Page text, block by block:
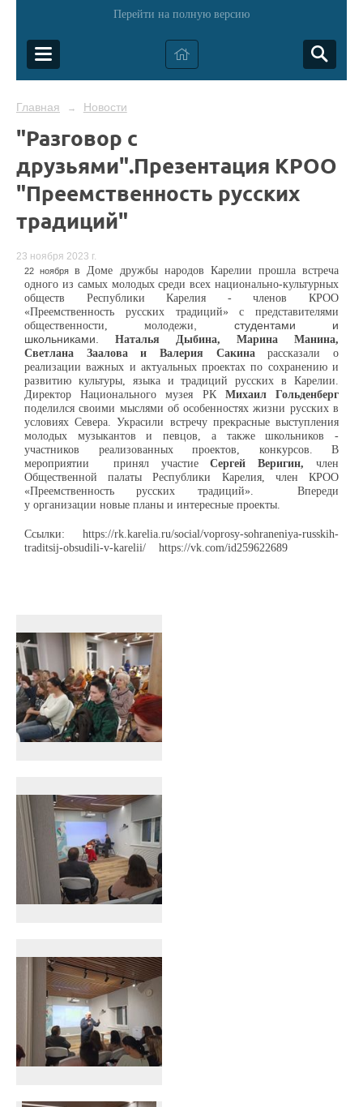
Перейти на полную версию
Главная → Новости
"Разговор с
друзьями".Презентация КРОО
"Преемственность русских
традиций"
23 ноября 2023 г.
22 ноября
в Доме дружбы народов Карелии прошла встреча
одного из самых молодых среди всех национально-культурных
обществ Республики Карелия - членов КРОО
«Преемственность русских традиций» с представителями
общественности,молодежи, студентами и
школьниками.
Наталья Дыбина, Марина Манина,
Светлана Заалова и Валерия Сакина
рассказали о
реализации важных и актуальных проектах по сохранению и
развитию культуры, языка и традиций русских в Карелии.
Директор Национального музея РК Михаил Гольденберг
поделился своими мыслями об особенностях жизни русских в
условиях Севера. Украсили встречу прекрасные выступления
молодых музыкантов и певцов, а также школьников -
участников реализованных проектов, конкурсов. В
мероприятии принял участиеСергей Веригин,
член
Общественной палаты Республики Карелия, член КРОО
«Преемственность русских традиций».
Впереди
у организации новые планы и интересные проекты.
Ссылки: https://rk.karelia.ru/social/voprosy-sohraneniya-russkih-
traditsij-obsudili-v-karelii/ https://vk.com/id259622689